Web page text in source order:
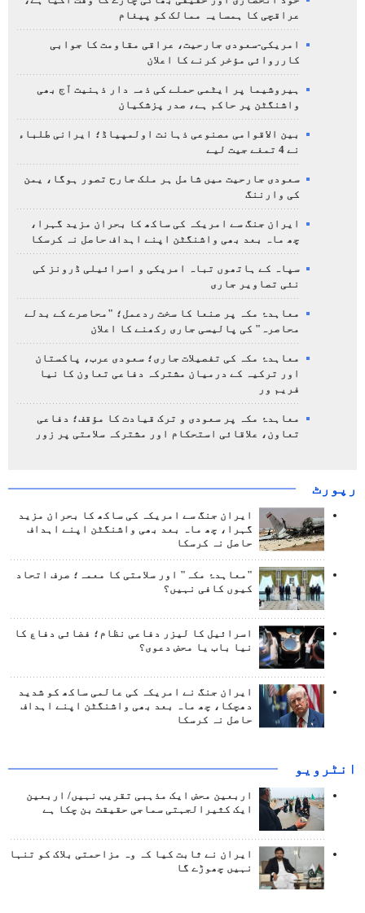
عراقچی کا ہمسایہ ممالک کو پیغام
امریکی-سعودی جارحیت، عراقی مقاومت کا جوابی
کارروائی مؤخر کرنے کا اعلان
ہیروشیما پر ایٹمی حملے کی ذمہ دار ذہنیت آج بھی
واشنگٹن پر حاکم ہے، صدر پزشکیان
بین الاقوامی مصنوعی ذہانت اولمپیاڈ؛ ایرانی طلباء
نے 4 تمغے جیت لیے
سعودی جارحیت میں شامل ہر ملک جارح تصور ہوگا، یمن
کی وارننگ
ایران جنگ سے امریکہ کی ساکھ کا بحران مزید گہرا،
چھ ماہ بعد بھی واشنگٹن اپنے اہداف حاصل نہ کرسکا
سپاہ کے ہاتھوں تباہ امریکی و اسرائیلی ڈرونز کی
نئی تصاویر جاری
معاہدۂ مکہ پر صنعا کا سخت ردعمل؛ "محاصرے کے بدلے
محاصرہ" کی پالیسی جاری رکھنے کا اعلان
معاہدۂ مکہ کی تفصیلات جاری؛ سعودی عرب، پاکستان
اور ترکیہ کے درمیان مشترکہ دفاعی تعاون کا نیا
فریم ور
معاہدۂ مکہ پر سعودی و ترک قیادت کا مؤقف؛ دفاعی
تعاون، علاقائی استحکام اور مشترکہ سلامتی پر زور
رپورٹ
ایران جنگ سے امریکہ کی ساکھ کا بحران مزید
گہرا، چھ ماہ بعد بھی واشنگٹن اپنے اہداف
حاصل نہ کرسکا
"معاہدۂ مکہ" اور سلامتی کا معمہ؛ صرف اتحاد
کیوں کافی نہیں؟
اسرائیل کا لیزر دفاعی نظام؛ فضائی دفاع کا
نیا باب یا محض دعوی؟
ایران جنگ نے امریکہ کی عالمی ساکھ کو شدید
دھچکا، چھ ماہ بعد بھی واشنگٹن اپنے اہداف
حاصل نہ کرسکا
انٹرويو
اربعین محض ایک مذہبی تقریب نہیں/ اربعین
ایک کثیرالجہتی سماجی حقیقت بن چکا ہے
ایران نے ثابت کیا کہ وہ مزاحمتی بلاک کو تنہا
نہیں چھوڑے گا